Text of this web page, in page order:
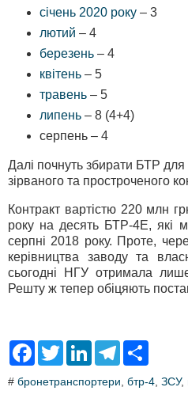
січень 2020 року– 3
лютий – 4
березень– 4
квітень– 5
травень– 5
липень– 8 (4+4)
серпень – 4
Далі почнуть збирати БТР для
зірваного та простроченого
Контракт вартістю 220 млн
року на десять БТР-4Е, які
серпні 2018 року. Проте,
керівництва заводу та
сьогодні НГУ отримала
Решту ж тепер обіцяють
F
e
T
t
L
k
T
e
r
# бронетранспортери, бтр-4, ЗСУ,